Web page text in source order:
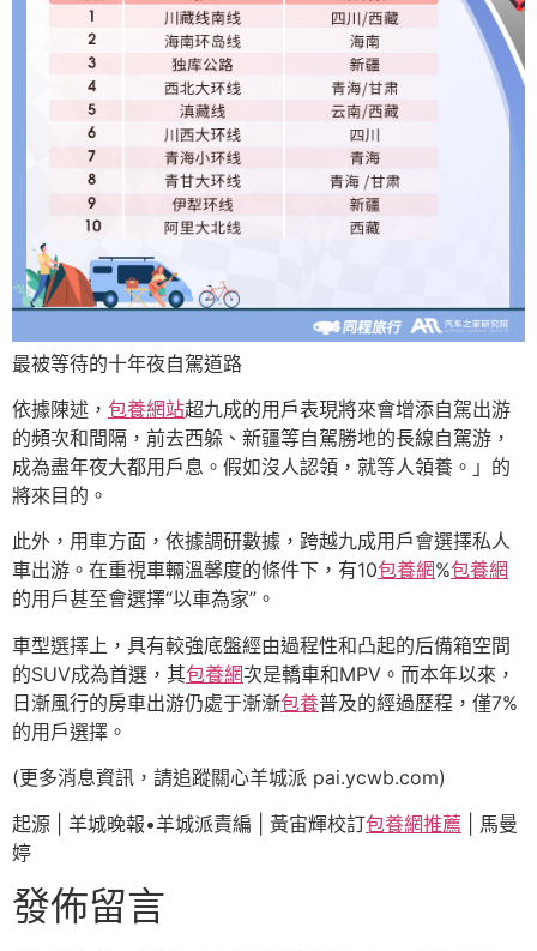
最被等待的十年夜自駕道路
依據陳述， 包養網站超九成的用戶表現將來會增添自駕出游
的頻次和間隔，前去西躲、新疆等自駕勝地的長線自駕游，
成為盡年夜大都用戶息。假如沒人認領，就等人領養。」的
將來目的。
此外，用車方面，依據調研數據，跨越九成用戶會選擇私人
車出游。在重視車輛溫馨度的條件下，有10包養網%包養網
的用戶甚至會選擇“以車為家”。
車型選擇上，具有較強底盤經由過程性和凸起的后備箱空間
的SUV成為首選，其包養網次是轎車和MPV。而本年以來，
日漸風行的房車出游仍處于漸漸包養普及的經過歷程，僅7%
的用戶選擇。
(更多消息資訊，請追蹤關心羊城派 pai.ycwb.com)
起源 | 羊城晚報•羊城派責編 | 黃宙輝校訂包養網推薦 | 馬曼
婷
發佈留言